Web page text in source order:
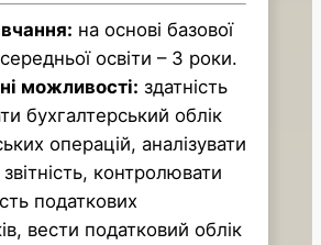
на основі базової
освіти – 3 роки.
можливості: здатність
бухгалтерський облік
операцій, аналізувати
контролювати
податкових
вести податковий облік